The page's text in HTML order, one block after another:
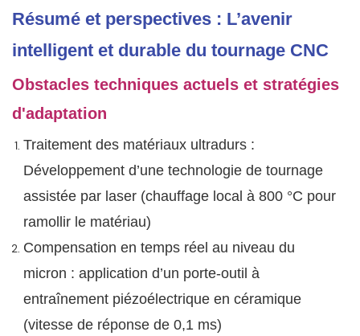
Résumé et perspectives : L’avenir
intelligent et durable du tournage CNC
Obstacles techniques actuels et stratégies
d'adaptation
Traitement des matériaux ultradurs :
Développement d’une technologie de tournage
assistée par laser (chauffage local à 800 °C pour
ramollir le matériau)
Compensation en temps réel au niveau du
micron : application d’un porte-outil à
entraînement piézoélectrique en céramique
(vitesse de réponse de 0,1 ms)